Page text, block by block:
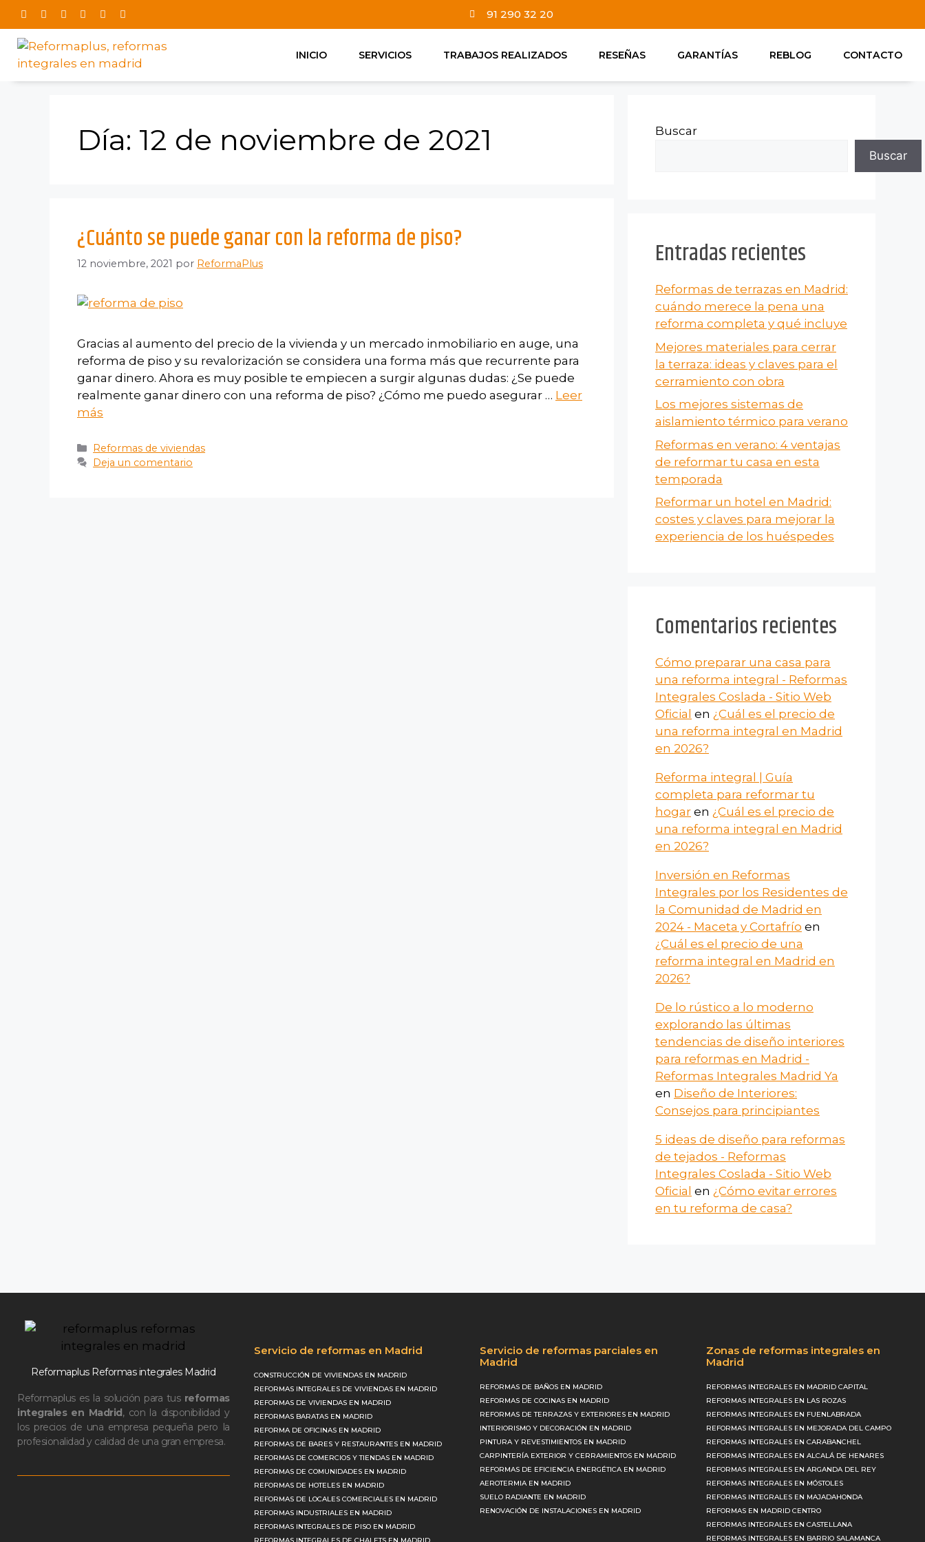
91 290 32 20
INICIO SERVICIOS TRABAJOS REALIZADOS RESEÑAS GARANTÍAS REBLOG CONTACTO
Día: 12 de noviembre de 2021
¿Cuánto se puede ganar con la reforma de piso?
12 noviembre, 2021 por ReformaPlus
Gracias al aumento del precio de la vivienda y un mercado inmobiliario en auge, una
reforma de piso y su revalorización se considera una forma más que recurrente para
ganar dinero. Ahora es muy posible te empiecen a surgir algunas dudas: ¿Se puede
realmente ganar dinero con una reforma de piso? ¿Cómo me puedo asegurar … Leer
más
Reformas de viviendas
Deja un comentario
Buscar
Buscar
Entradas recientes
Reformas de terrazas en Madrid:
cuándo merece la pena una
reforma completa y qué incluye
Mejores materiales para cerrar
la terraza: ideas y claves para el
cerramiento con obra
Los mejores sistemas de
aislamiento térmico para verano
Reformas en verano​: 4 ventajas
de reformar tu casa en esta
temporada
Reformar un hotel en Madrid:
costes y claves para mejorar la
experiencia de los huéspedes
Comentarios recientes
Cómo preparar una casa para
una reforma integral - Reformas
Integrales Coslada - Sitio Web
Oficial en ¿Cuál es el precio de
una reforma integral en Madrid
en 2026?
Reforma integral | Guía
completa para reformar tu
hogar en ¿Cuál es el precio de
una reforma integral en Madrid
en 2026?
Inversión en Reformas
Integrales por los Residentes de
la Comunidad de Madrid en
2024 - Maceta y Cortafrío en
¿Cuál es el precio de una
reforma integral en Madrid en
2026?
De lo rústico a lo moderno
explorando las últimas
tendencias de diseño interiores
para reformas en Madrid -
Reformas Integrales Madrid Ya
en Diseño de Interiores:
Consejos para principiantes
5 ideas de diseño para reformas
de tejados - Reformas
Integrales Coslada - Sitio Web
Oficial en ¿Cómo evitar errores
en tu reforma de casa?
Reformaplus Reformas integrales Madrid
Reformaplus es la solución para tus reformas
integrales en Madrid, con la disponibilidad y
los precios de una empresa pequeña pero la
profesionalidad y calidad de una gran empresa.
Servicio de reformas en Madrid
CONSTRUCCIÓN DE VIVIENDAS EN MADRID
REFORMAS INTEGRALES DE VIVIENDAS EN MADRID
REFORMAS DE VIVIENDAS EN MADRID
REFORMAS BARATAS EN MADRID
REFORMA DE OFICINAS EN MADRID
REFORMAS DE BARES Y RESTAURANTES EN MADRID
REFORMAS DE COMERCIOS Y TIENDAS EN MADRID
REFORMAS DE COMUNIDADES EN MADRID
REFORMAS DE HOTELES EN MADRID
REFORMAS DE LOCALES COMERCIALES EN MADRID
REFORMAS INDUSTRIALES EN MADRID
REFORMAS INTEGRALES DE PISO EN MADRID
Servicio de reformas parciales en
Madrid
REFORMAS DE BAÑOS EN MADRID
REFORMAS DE COCINAS EN MADRID
REFORMAS DE TERRAZAS Y EXTERIORES EN MADRID
INTERIORISMO Y DECORACIÓN EN MADRID
PINTURA Y REVESTIMIENTOS EN MADRID
CARPINTERÍA EXTERIOR Y CERRAMIENTOS EN MADRID
REFORMAS DE EFICIENCIA ENERGÉTICA EN MADRID
AEROTERMIA EN MADRID
SUELO RADIANTE EN MADRID
RENOVACIÓN DE INSTALACIONES EN MADRID
Zonas de reformas integrales en
Madrid
REFORMAS INTEGRALES EN MADRID CAPITAL
REFORMAS INTEGRALES EN LAS ROZAS
REFORMAS INTEGRALES EN FUENLABRADA
REFORMAS INTEGRALES EN MEJORADA DEL CAMPO
REFORMAS INTEGRALES EN CARABANCHEL
REFORMAS INTEGRALES EN ALCALÁ DE HENARES
REFORMAS INTEGRALES EN ARGANDA DEL REY
REFORMAS INTEGRALES EN MÓSTOLES
REFORMAS INTEGRALES EN MAJADAHONDA
REFORMAS EN MADRID CENTRO
REFORMAS INTEGRALES EN CASTELLANA
REFORMAS INTEGRALES EN BARRIO SALAMANCA